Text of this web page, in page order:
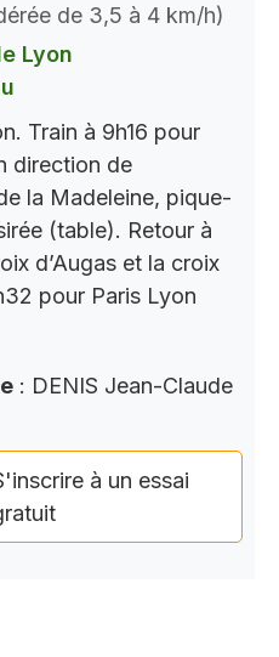
de 3,5 à 4 km/h)
Lyon
Train à 9h16 pour
direction de
la Madeleine, pique-
(table). Retour à
d’Augas et la croix
pour Paris Lyon
: DENIS Jean-Claude
à un essai